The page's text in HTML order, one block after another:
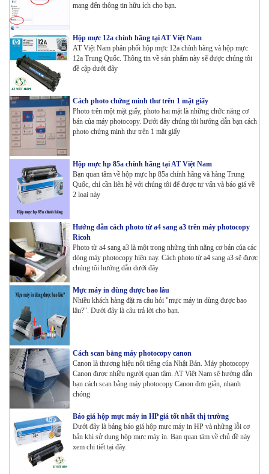
mang đến thông tin hữu ích cho bạn.
Hộp mực 12a chính hãng tại AT Việt Nam
AT Việt Nam phân phối hộp mực 12a chính hãng và hộp mực
12a Trung Quốc. Thông tin về sản phẩm này sẽ được chúng tôi
đề cập dưới đây
Cách photo chứng minh thư trên 1 mặt giấy
Photo trên một mặt giấy, photo hai mặt là những chức năng cơ
bản của máy photocopy. Dưới đây chúng tôi hướng dẫn bạn cách
photo chứng minh thư trên 1 mặt giấy
Hộp mực hp 85a chính hãng tại AT Việt Nam
Bạn quan tâm về hộp mực hp 85a chính hãng và hàng Trung
Quốc, chỉ cần liên hệ với chúng tôi để được tư vấn và báo giá về
2 loại này
Hướng dẫn cách photo từ a4 sang a3 trên máy photocopy
Ricoh
Photo từ a4 sang a3 là một trong những tính năng cơ bản của các
dòng máy photocopy hiện nay. Cách photo từ a4 sang a3 sẽ được
chúng tôi hướng dẫn dưới đây
Mực máy in dùng được bao lâu
Nhiều khách hàng đặt ra câu hỏi "mực máy in dùng được bao
lâu?". Dưới đây là câu trả lời cho bạn.
Cách scan bằng máy photocopy canon
Canon là thương hiệu nổi tiếng của Nhật Bản. Máy photocopy
Canon được nhiều người quan tâm. AT Việt Nam sẽ hướng dẫn
bạn cách scan bằng máy photocopy Canon đơn giản, nhanh
chóng
Báo giá hộp mực máy in HP giá tốt nhất thị trường
Dưới đây là bảng báo giá hộp mực máy in HP và những lỗi cơ
bản khi sử dụng hộp mực máy in. Bạn quan tâm về chủ đề này
xem chi tiết tại đây.